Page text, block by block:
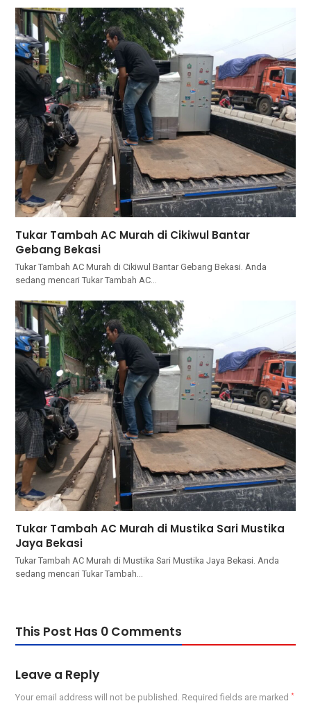
Tukar Tambah AC Murah di Cikiwul Bantar
Gebang Bekasi
Tukar Tambah AC Murah di Cikiwul Bantar Gebang Bekasi. Andа
ѕеdаng mencari Tukar Tambah AC…
Tukar Tambah AC Murah di Mustika Sari Mustika
Jaya Bekasi
Tukar Tambah AC Murah di Mustika Sari Mustika Jaya Bekasi. Andа
ѕеdаng mencari Tukar Tambah…
This Post Has 0 Comments
Leave a Reply
Your email address will not be published. Required fields are marked*